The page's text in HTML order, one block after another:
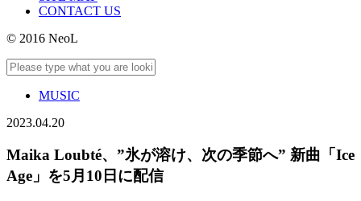
CONTACT US
© 2016 NeoL
MUSIC
2023.04.20
Maika Loubté、”氷が溶け、次の季節へ” 新曲「Ice
Age」を5月10日に配信